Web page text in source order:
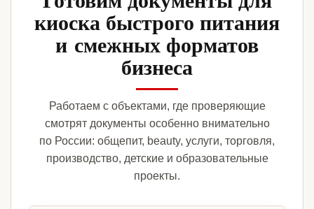
киоска быстрого питания
и смежных форматов
бизнеса
Работаем с объектами, где проверяющие
смотрят документы особенно внимательно
по России: общепит, beauty, услуги, торговля,
производство, детские и образовательные
проекты.